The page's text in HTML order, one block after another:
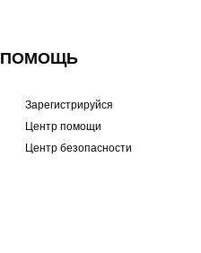
ПОМОЩЬ
Зарегистрируйся
Центр помощи
Центр безопасности